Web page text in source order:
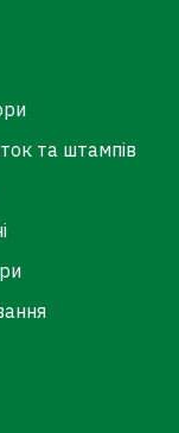
та штампів